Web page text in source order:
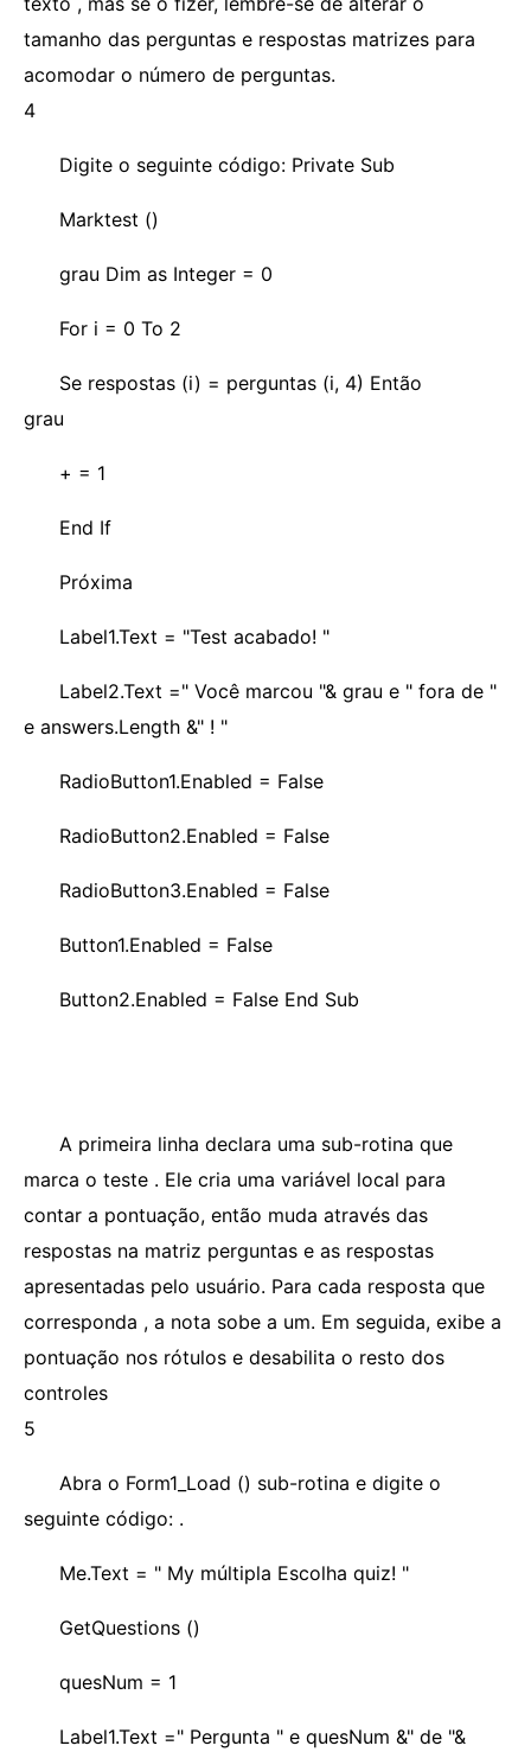
tamanho das perguntas e respostas matrizes para
acomodar o número de perguntas.
4
Digite o seguinte código: Private Sub
Marktest ()
grau Dim as Integer = 0
For i = 0 To 2
Se respostas (i) = perguntas (i, 4) Então
grau
+ = 1
End If
Próxima
Label1.Text = "Test acabado! "
Label2.Text =" Você marcou "& grau e " fora de "
e answers.Length &" ! "
RadioButton1.Enabled = False
RadioButton2.Enabled = False
RadioButton3.Enabled = False
Button1.Enabled = False
Button2.Enabled = False End Sub
A primeira linha declara uma sub-rotina que
marca o teste . Ele cria uma variável local para
contar a pontuação, então muda através das
respostas na matriz perguntas e as respostas
apresentadas pelo usuário. Para cada resposta que
corresponda , a nota sobe a um. Em seguida, exibe a
pontuação nos rótulos e desabilita o resto dos
controles
5
Abra o Form1_Load () sub-rotina e digite o
seguinte código: .
Me.Text = " My múltipla Escolha quiz! "
GetQuestions ()
quesNum = 1
Label1.Text =" Pergunta " e quesNum &" de "&